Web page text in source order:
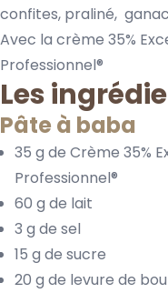
confites, praliné,
Avec la crème 35%
Professionnel®
Les
Pâte à baba
35 g de Crème 35%
Professionnel®
60 g de lait
3 g de sel
15 g de sucre
20 g de levure de